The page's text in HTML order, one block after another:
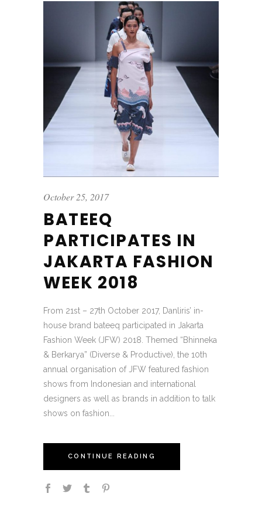
October 25, 2017
BATEEQ
PARTICIPATES IN
JAKARTA FASHION
WEEK 2018
From 21st – 27th October 2017, Danliris’ in-
house brand bateeq participated in Jakarta
Fashion Week (JFW) 2018. Themed “Bhinneka
& Berkarya” (Diverse & Productive), the 10th
annual organisation of JFW featured fashion
shows from Indonesian and international
designers as well as brands in addition to talk
shows on fashion...
CONTINUE READING